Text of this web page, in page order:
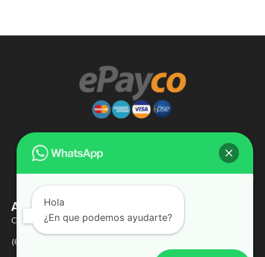
Almacenes Lizcauchos SAS
Calle 9 # 31 -03
(601) 2470066
Hola
¿En que podemos ayudarte?